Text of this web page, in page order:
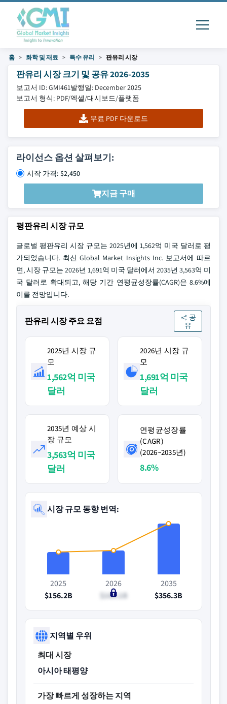
홈 화학 및 재료 특수 유리 판유리 시장
판유리 시장 크기 및 공유 2026-2035
보고서 ID: GMI461발행일: December 2025
보고서 형식: PDF/엑셀/대시보드/플랫폼
무료 PDF 다운로드
라이선스 옵션 살펴보기:
시작 가격: $2,450
지금 구매
평판유리 시장 규모
글로벌 평판유리 시장 규모는 2025년에 1,562억 미국 달러로 평
가되었습니다. 최신 Global Market Insights Inc. 보고서에 따르
면, 시장 규모는 2026년 1,691억 미국 달러에서 2035년 3,563억 미
국 달러로 확대되고, 해당 기간 연평균성장률(CAGR)은 8.6%에
이를 전망입니다.
판유리 시장 주요 요점
공
유
2025년 시장 규
모
1,562억 미국
달러
2026년 시장 규
모
1,691억 미국
달러
2035년 예상 시
장 규모
3,563억 미국
달러
연평균성장률
(CAGR)
(2026~2035년)
8.6%
시장 규모 동향 번역:
2025
$156.2B
2026
$169.1B
2035
$356.3B
지역별 우위
최대 시장
아시아 태평양
가장 빠르게 성장하는 지역